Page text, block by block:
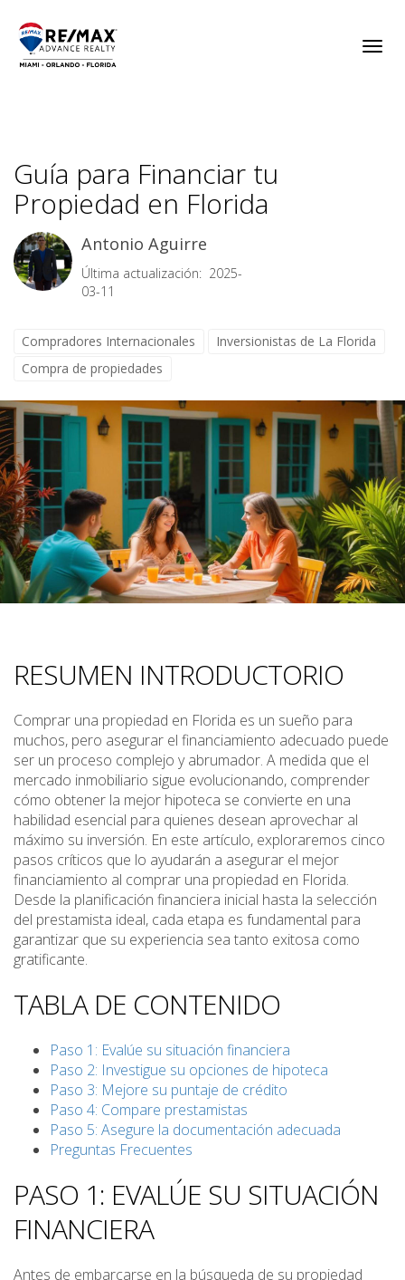
Guía para Financiar tu
Propiedad en Florida
Antonio Aguirre
Última actualización: 2025-
03-11
Compradores Internacionales
Inversionistas de La Florida
Compra de propiedades
RESUMEN INTRODUCTORIO
Comprar una propiedad en Florida es un sueño para
muchos, pero asegurar el financiamiento adecuado puede
ser un proceso complejo y abrumador. A medida que el
mercado inmobiliario sigue evolucionando, comprender
cómo obtener la mejor hipoteca se convierte en una
habilidad esencial para quienes desean aprovechar al
máximo su inversión. En este artículo, exploraremos cinco
pasos críticos que lo ayudarán a asegurar el mejor
financiamiento al comprar una propiedad en Florida.
Desde la planificación financiera inicial hasta la selección
del prestamista ideal, cada etapa es fundamental para
garantizar que su experiencia sea tanto exitosa como
gratificante.
TABLA DE CONTENIDO
Paso 1: Evalúe su situación financiera
Paso 2: Investigue su opciones de hipoteca
Paso 3: Mejore su puntaje de crédito
Paso 4: Compare prestamistas
Paso 5: Asegure la documentación adecuada
Preguntas Frecuentes
PASO 1: EVALÚE SU SITUACIÓN
FINANCIERA
Antes de embarcarse en la búsqueda de su propiedad